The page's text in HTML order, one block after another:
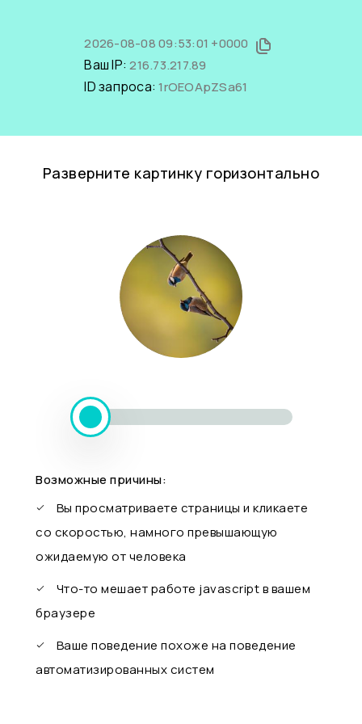
2026-08-08 09:53:01 +0000
Ваш IP:216.73.217.89
ID запроса:1rOEOApZSa61
Разверните картинку горизонтально
Возможные причины:
Вы просматриваете страницы и кликаете
со скоростью, намного превышающую
ожидаемую от человека
Что-то мешает работе javascript в вашем
браузере
Ваше поведение похоже на поведение
автоматизированных систем